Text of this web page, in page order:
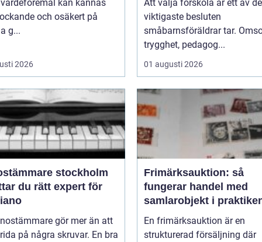
kan kännas
och osäkert på
g...
2026
Att välja förskola är ett av de
viktigaste besluten
småbarnsföräldrar tar.
trygghet, pedagog...
01 augusti 2026
stockholm
du rätt expert för
gör mer än att
på några skruvar. En bra
Frimärksauktion: så
fungerar handel med
samlarobjekt i
En frimärksauktion är en
strukturerad försäljning där